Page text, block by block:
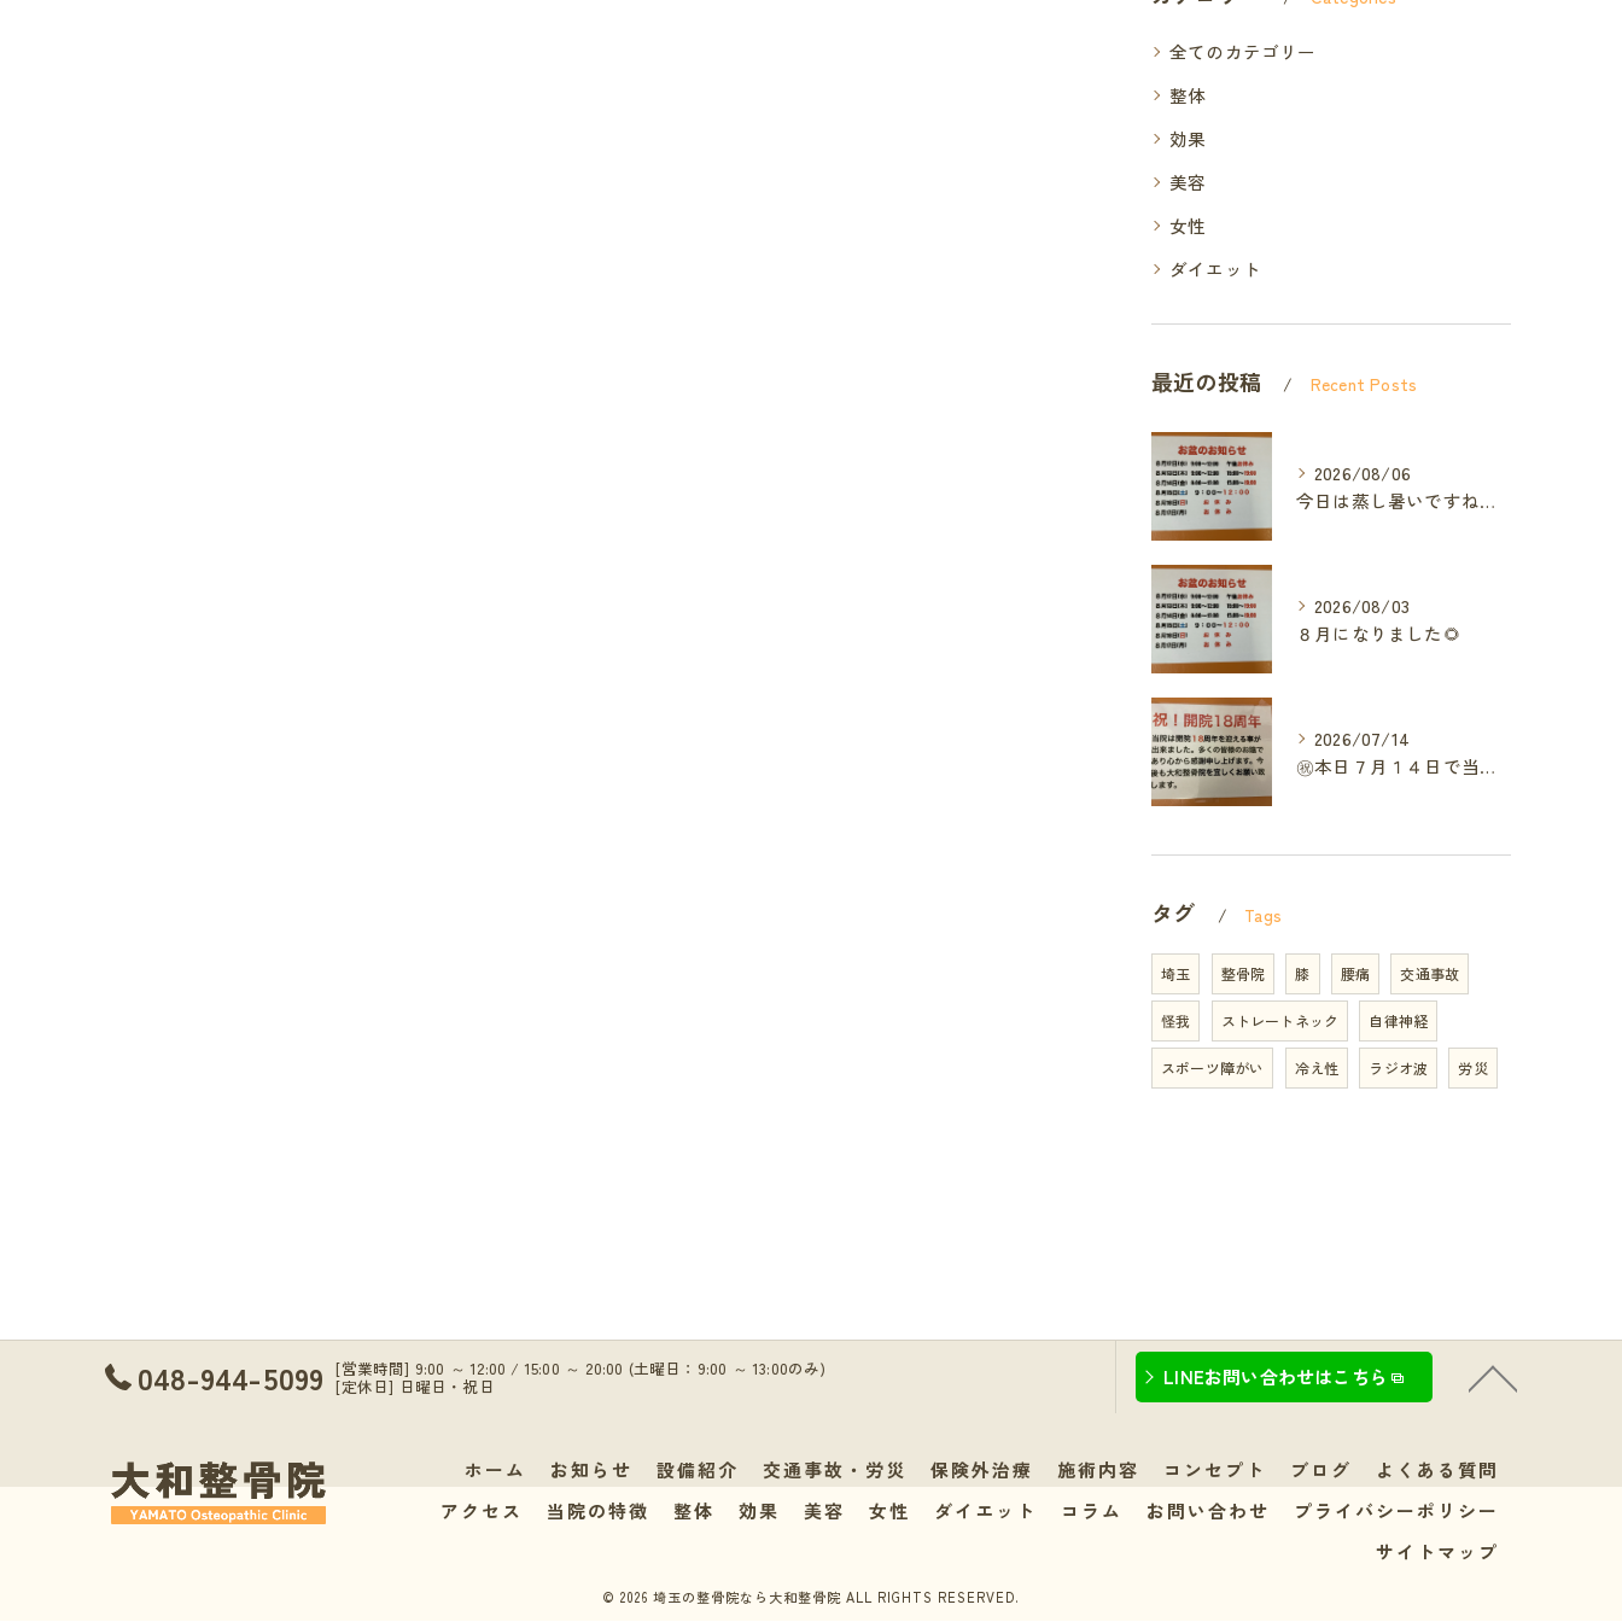
全てのカテゴリー
整体
効果
美容
女性
ダイエット
最近の投稿 Recent Posts
2026/08/06
今日は蒸し暑いですね🥵ありがたい事に今年の草加市は
2026/08/03
８月になりました🌻
2026/07/14
㊗️本日７月１４日で当院は開院１８周年となりました🎉
タグ Tags
埼玉 整骨院 膝 腰痛 交通事故
怪我 ストレートネック 自律神経
スポーツ障がい 冷え性 ラジオ波 労災
048-944-5099 [営業時間] 9:00 ～ 12:00 / 15:00 ～ 20:00 (土曜日：9:00 ～ 13:00のみ)
[定休日] 日曜日・祝日 LINEお問い合わせはこちら
ホーム お知らせ 設備紹介 交通事故・労災 保険外治療 施術内容 コンセプト ブログ
よくある質問
アクセス
当院の特徴 整体 効果 美容 女性 ダイエット コラム お問い合わせ
プライバシーポリシー
サイトマップ
© 2026 埼玉の整骨院なら大和整骨院 ALL RIGHTS RESERVED.